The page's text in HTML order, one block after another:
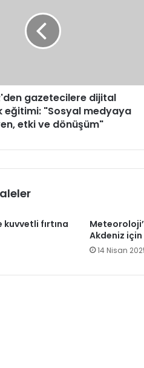
gazetecilere dijital
eğitimi: "Sosyal medyaya
etki ve dönüşüm"
kuvvetli fırtına
Akdeniz için
14 Nisan